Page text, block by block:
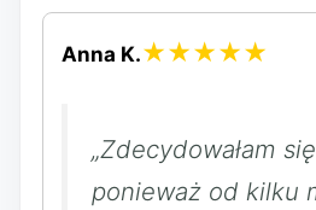
Anna K.★★★★★
„Zdecydowałam
ponieważ od kilku